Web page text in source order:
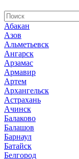
Абакан
Азов
Альметьевск
Ангарск
Арзамас
Армавир
Артем
Архангельск
Астрахань
Ачинск
Балаково
Балашов
Барнаул
Батайск
Белгород